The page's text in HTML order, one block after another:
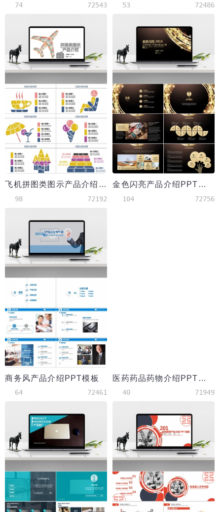
74 72543 53 72486
飞机拼图类图示产品介绍PPT模板
98 72192
金色闪亮产品介绍PPT模板
104 72756
商务风产品介绍PPT模板
64 72461
医药药品药物介绍PPT模板
40 71949